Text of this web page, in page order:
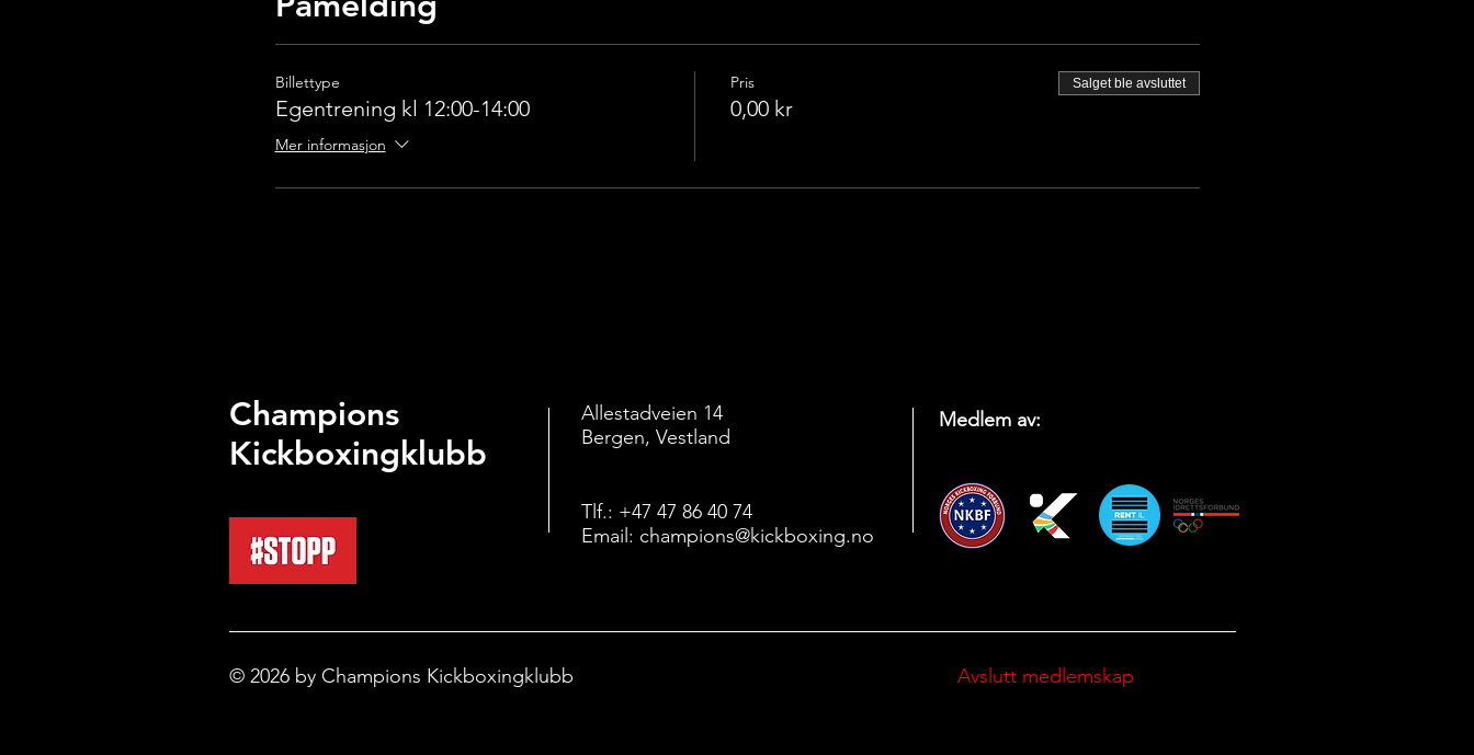
Billettype
Egentrening kl 12:00-14:00
Mer informasjon
Pris
0,00 kr
Salget ble avsluttet
Champions
Kickboxingklubb
Allestadveien 14
Bergen, Vestland
Tlf.: +47 47 86 40 74
Email: champions@kickboxing.no
Medlem av:
© 2026 by Champions Kickboxingklubb Avslutt medlemskap